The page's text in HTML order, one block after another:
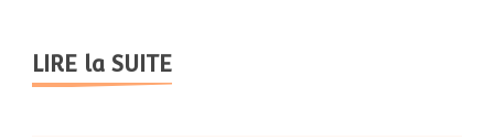
LIRE la SUITE